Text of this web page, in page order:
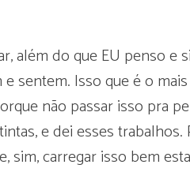
além do que EU penso
sentem. Isso que é o
não passar isso pra
e dei esses
sim, carregar isso bem